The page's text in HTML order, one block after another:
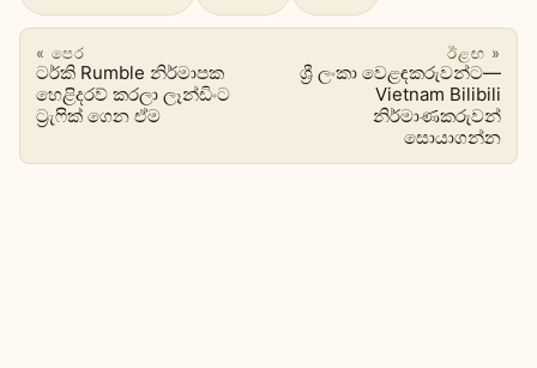
« පෙර
ටර්කි Rumble නිර්මාපක
හෙළිදරව් කරලා ලෑන්ඩිංට
ට්‍රැෆික් ගෙන ඒම
ඊළඟ »
ශ්‍රී ලංකා වෙළඳකරුවන්ට—
Vietnam Bilibili
නිර්මාණකරුවන්
සොයාගන්න